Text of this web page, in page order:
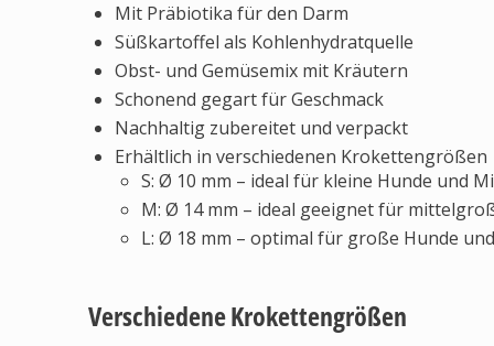
Mit Präbiotika für den Darm
Süßkartoffel als Kohlenhydratquelle
Obst- und Gemüsemix mit Kräutern
Schonend gegart für Geschmack
Nachhaltig zubereitet und verpackt
Erhältlich in verschiedenen Krokettengrößen
S: Ø 10 mm – ideal für kleine Hunde und
M: Ø 14 mm – ideal geeignet für
L: Ø 18 mm – optimal für große Hunde
Verschiedene Krokettengrößen